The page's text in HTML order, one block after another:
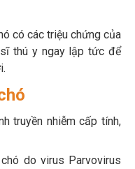
có các triệu chứng của
thú y ngay lập tức để
truyền nhiễm cấp tính,
do virus Parvovirus